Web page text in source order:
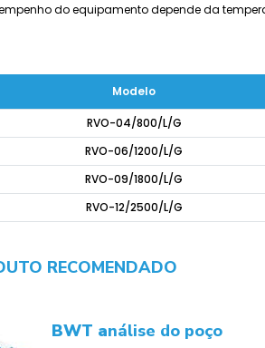
do equipamento depende da
Modelo
RVO-04/800/L/G
RVO-06/1200/L/G
RVO-09/1800/L/G
RVO-12/2500/L/G
RECOMENDADO
BWT análise do poço